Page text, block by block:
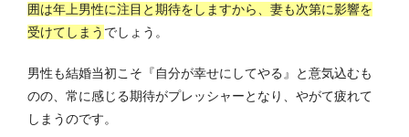
囲は年上男性に注目と期待をしますから、妻も次第に影響を
受けてしまう でしょう。
男性も結婚当初こそ『自分が幸せにしてやる』と意気込むも
のの、常に感じる期待がプレッシャーとなり、やがて疲れて
しまうのです。